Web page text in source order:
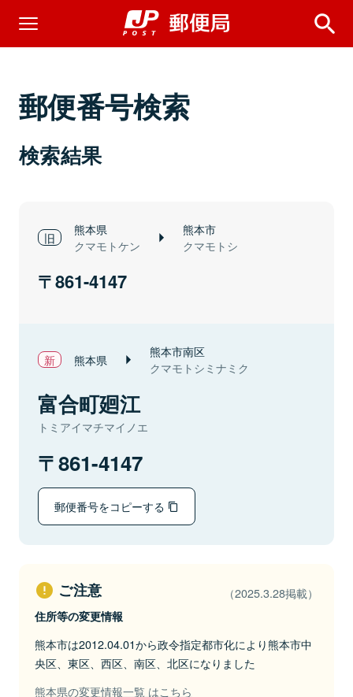
郵便番号検索
検索結果
熊本県
クマモトケン
熊本市
クマモトシ
861-4147
熊本県 熊本市南区
クマモトシミナミク
富合町廻江
トミアイマチマイノエ
861-4147
郵便番号をコピーする
ご注意 （2025.3.28掲載）
住所等の変更情報
熊本市は2012.04.01から政令指定都市化により熊本市中
央区、東区、西区、南区、北区になりました
熊本県の変更情報一覧 はこちら